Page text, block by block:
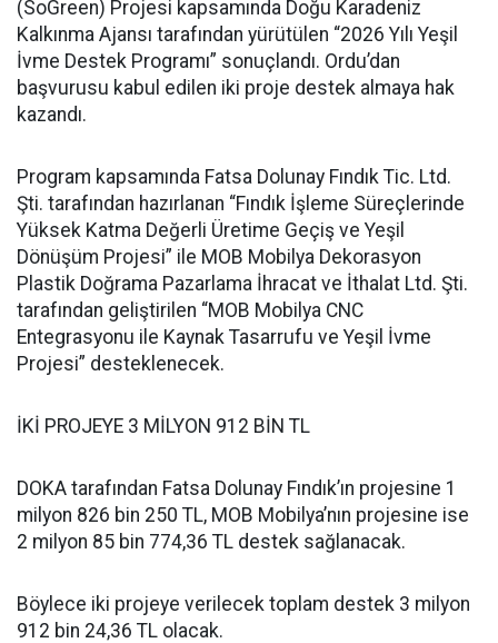
(SoGreen) Projesi kapsamında Doğu Karadeniz
Kalkınma Ajansı tarafından yürütülen “2026 Yılı Yeşil
İvme Destek Programı” sonuçlandı. Ordu’dan
başvurusu kabul edilen iki proje destek almaya hak
kazandı.
Program kapsamında Fatsa Dolunay Fındık Tic. Ltd.
Şti. tarafından hazırlanan “Fındık İşleme Süreçlerinde
Yüksek Katma Değerli Üretime Geçiş ve Yeşil
Dönüşüm Projesi” ile MOB Mobilya Dekorasyon
Plastik Doğrama Pazarlama İhracat ve İthalat Ltd. Şti.
tarafından geliştirilen “MOB Mobilya CNC
Entegrasyonu ile Kaynak Tasarrufu ve Yeşil İvme
Projesi” desteklenecek.
İKİ PROJEYE 3 MİLYON 912 BİN TL
DOKA tarafından Fatsa Dolunay Fındık’ın projesine 1
milyon 826 bin 250 TL, MOB Mobilya’nın projesine ise
2 milyon 85 bin 774,36 TL destek sağlanacak.
Böylece iki projeye verilecek toplam destek 3 milyon
912 bin 24,36 TL olacak.